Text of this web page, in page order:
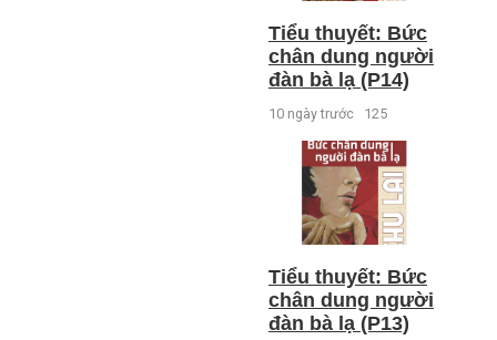
Tiểu thuyết: Bức
chân dung người
đàn bà lạ (P14)
10 ngày trước 125
Tiểu thuyết: Bức
chân dung người
đàn bà lạ (P13)